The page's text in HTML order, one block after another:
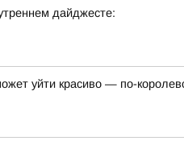
дайджесте:
уйти красиво — по-